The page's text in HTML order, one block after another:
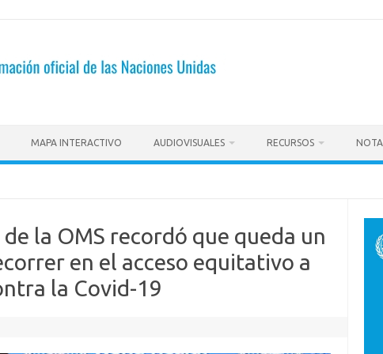
MAPA INTERACTIVO AUDIOVISUALES RECURSOS
la OMS recordó que queda un
en el acceso equitativo a
la Covid-19